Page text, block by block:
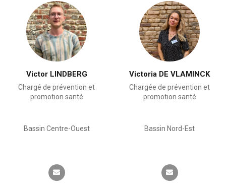
Victor LINDBERG
Chargé de prévention et
promotion santé
Bassin Centre-Ouest
Victoria DE VLAMINCK
Chargée de prévention et
promotion santé
Bassin Nord-Est